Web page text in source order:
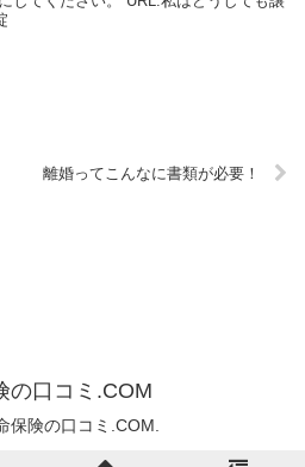
離婚ってこんなに書類が必要！
の口コミ.COM
保険の口コミ.COM.